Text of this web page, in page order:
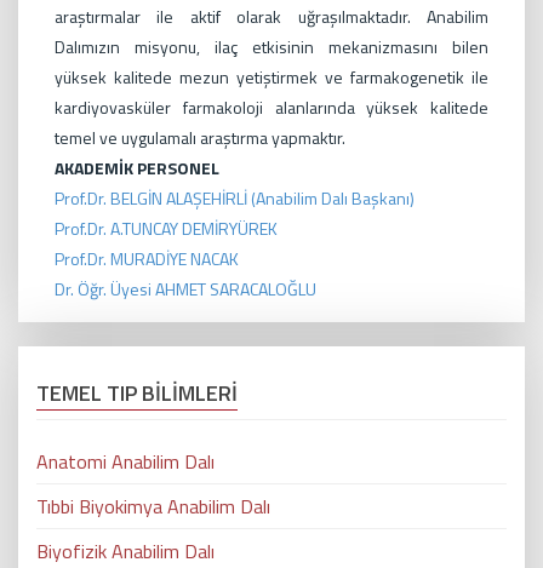
araştırmalar ile aktif olarak uğraşılmaktadır. Anabilim
Dalımızın misyonu, ilaç etkisinin mekanizmasını bilen
yüksek kalitede mezun yetiştirmek ve farmakogenetik ile
kardiyovasküler farmakoloji alanlarında yüksek kalitede
temel ve uygulamalı araştırma yapmaktır.
AKADEMİK PERSONEL
Prof.Dr. BELGİN ALAŞEHİRLİ (Anabilim Dalı Başkanı)
Prof.Dr. A.TUNCAY DEMİRYÜREK
Prof.Dr. MURADİYE NACAK
Dr. Öğr. Üyesi AHMET SARACALOĞLU
TEMEL TIP BİLİMLERİ
Anatomi Anabilim Dalı
Tıbbi Biyokimya Anabilim Dalı
Biyofizik Anabilim Dalı